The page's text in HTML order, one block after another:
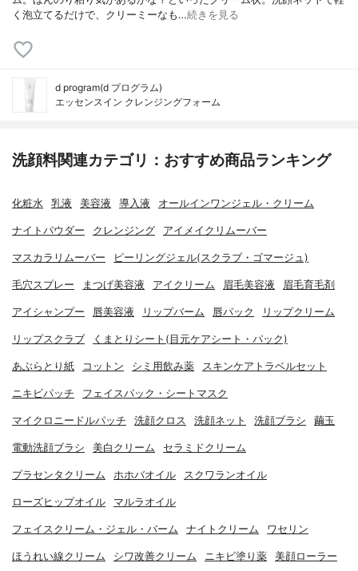
く泡立てるだけで、クリーミーなも…続きを見る
d program(d プログラム)
エッセンスイン クレンジングフォーム
洗顔料関連カテゴリ：おすすめ商品ランキング
化粧水 乳液 美容液 導入液 オールインワンジェル・クリーム
ナイトパウダー クレンジング アイメイクリムーバー
マスカラリムーバー ピーリングジェル(スクラブ・ゴマージュ)
毛穴スプレー まつげ美容液 アイクリーム 眉毛美容液 眉毛育毛剤
アイシャンプー 唇美容液 リップバーム 唇パック リップクリーム
リップスクラブ くまとりシート(目元ケアシート・パック)
あぶらとり紙 コットン シミ用飲み薬 スキンケアトラベルセット
ニキビパッチ フェイスパック・シートマスク
マイクロニードルパッチ 洗顔クロス 洗顔ネット 洗顔ブラシ 繭玉
電動洗顔ブラシ 美白クリーム セラミドクリーム
プラセンタクリーム ホホバオイル スクワランオイル
ローズヒップオイル マルラオイル
フェイスクリーム・ジェル・バーム ナイトクリーム ワセリン
ほうれい線クリーム シワ改善クリーム ニキビ塗り薬 美顔ローラー